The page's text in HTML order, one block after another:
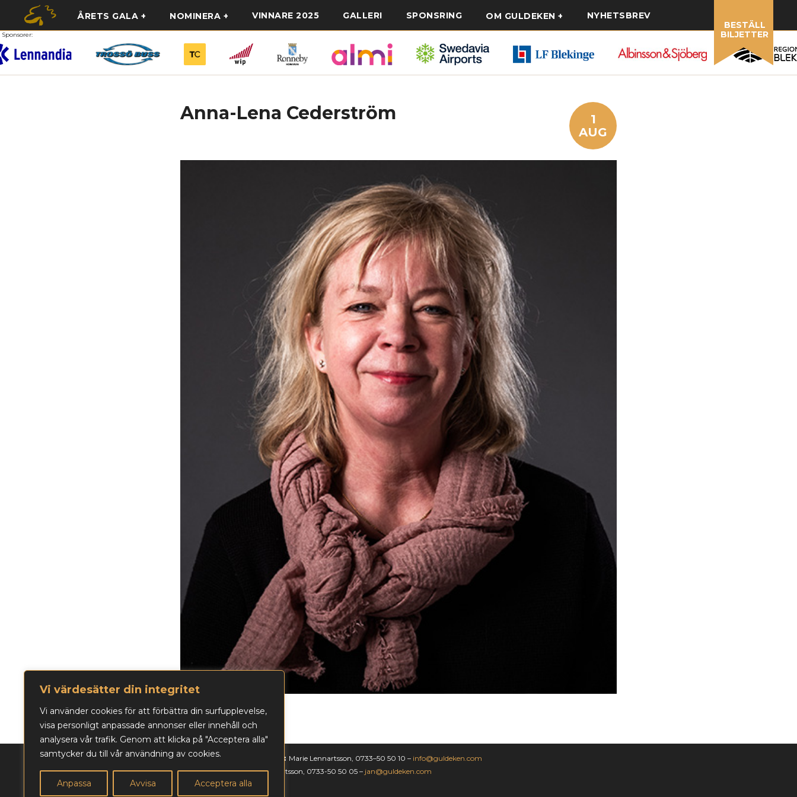
Vi värdesätter din integritet
Vi använder cookies för att förbättra din surfupplevelse,
visa personligt anpassade annonser eller innehåll och
analysera vår trafik. Genom att klicka på "Acceptera alla"
samtycker du till vår användning av cookies.
Anpassa Avvisa Acceptera alla
BESTÄLL
BILJETTER
ÅRETS GALA NOMINERA VINNARE 2025 GALLERI SPONSRING OM GULDEKEN NYHETSBREV
Sponsorer:
Anna-Lena Cederström
1
AUG
Biljettbokning och frågor: Marie Lennartsson, 0733–50 50 10 – info@guldeken.com
Kontaktperson: Jan Lennartsson, 0733-50 50 05 – jan@guldeken.com
Läs vår integritetspolicy »